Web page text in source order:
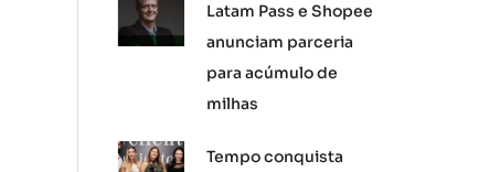
Latam Pass e Shopee
anunciam parceria
para acúmulo de
milhas
Tempo conquista